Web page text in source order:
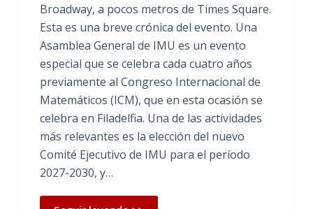
Broadway, a pocos metros de Times Square.
Esta es una breve crónica del evento. Una
Asamblea General de IMU es un evento
especial que se celebra cada cuatro años
previamente al Congreso Internacional de
Matemáticos (ICM), que en esta ocasión se
celebra en Filadelfia. Una de las actividades
más relevantes es la elección del nuevo
Comité Ejecutivo de IMU para el período
2027-2030, y…